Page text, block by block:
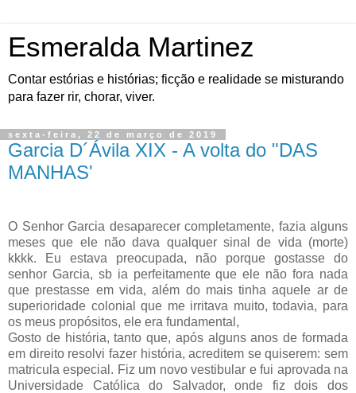
Esmeralda Martinez
Contar estórias e histórias; ficção e realidade se misturando
para fazer rir, chorar, viver.
sexta-feira, 22 de março de 2019
Garcia D´Ávila XIX - A volta do "DAS
MANHAS'
O Senhor Garcia desaparecer completamente, fazia alguns
meses que ele não dava qualquer sinal de vida (morte)
kkkk. Eu estava preocupada, não porque gostasse do
senhor Garcia, sb ia perfeitamente que ele não fora nada
que prestasse em vida, além do mais tinha aquele ar de
superioridade colonial que me irritava muito, todavia, para
os meus propósitos, ele era fundamental,
Gosto de história, tanto que, após alguns anos de formada
em direito resolvi fazer história, acreditem se quiserem: sem
matricula especial. Fiz um novo vestibular e fui aprovada na
Universidade Católica do Salvador, onde fiz dois dos